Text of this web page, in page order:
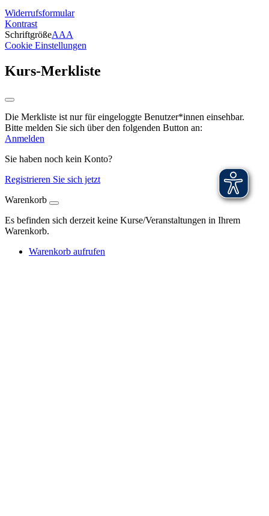
Widerrufsformular
Kontrast
SchriftgrößeAAA
Cookie Einstellungen
Kurs-Merkliste
Die Merkliste ist nur für eingeloggte Benutzer*innen einsehbar.
Bitte melden Sie sich über den folgenden Button an:
Anmelden
Sie haben noch kein Konto?
Registrieren Sie sich jetzt
Warenkorb
Es befinden sich derzeit keine Kurse/Veranstaltungen in Ihrem
Warenkorb.
Warenkorb aufrufen